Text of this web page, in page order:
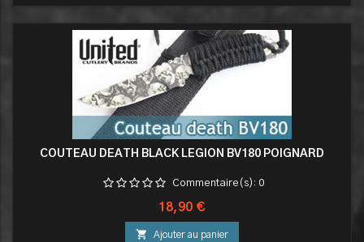
COUTEAU DEATH BLACK LEGION BV180 POIGNARD
Commentaire(s): 0
Prix
18,90 €
 Ajouter au panier